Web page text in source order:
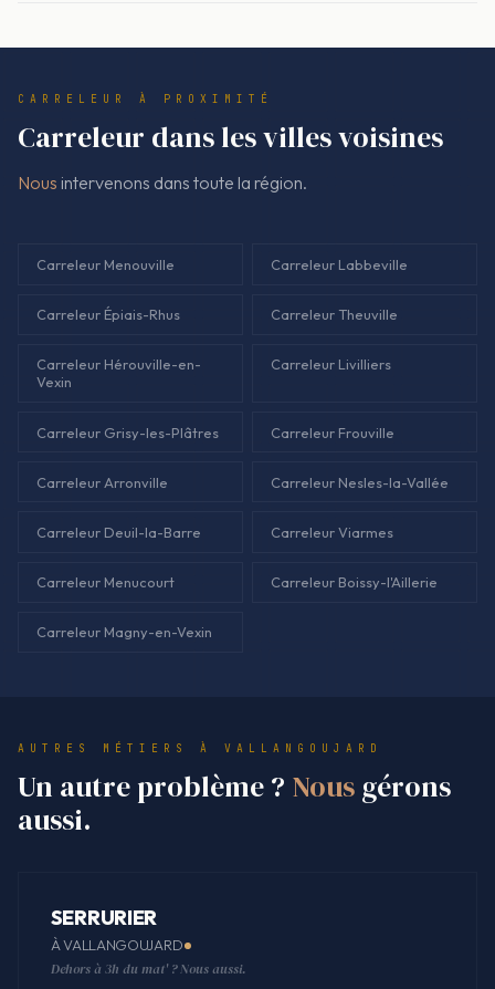
ajout improvisé. Les postes importants (préparation, pose,
CARRELEUR À PROXIMITÉ
Carreleur dans les villes voisines
Nous intervenons dans toute la région.
Carreleur Menouville Carreleur Labbeville
Carreleur Épiais-Rhus Carreleur Theuville
Carreleur Hérouville-en-
Vexin
Carreleur Livilliers
Carreleur Grisy-les-Plâtres Carreleur Frouville
Carreleur Arronville Carreleur Nesles-la-Vallée
Carreleur Deuil-la-Barre Carreleur Viarmes
Carreleur Menucourt Carreleur Boissy-l'Aillerie
Carreleur Magny-en-Vexin
AUTRES MÉTIERS À VALLANGOUJARD
Un autre problème ? Nous gérons
aussi.
SERRURIER
À VALLANGOUJARD
Dehors à 3h du mat' ? Nous aussi.